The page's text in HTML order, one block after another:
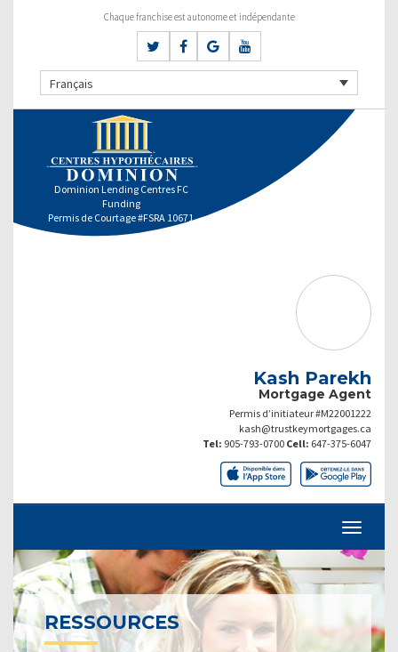
Chaque franchise est autonome et indépendante
Français
Dominion Lending Centres FC
Funding
Permis de Courtage #FSRA 10671
Kash Parekh
Mortgage Agent
Permis d’initiateur #M22001222
kash@trustkeymortgages.ca
Tel: 905-793-0700 Cell: 647-375-6047
RESSOURCES